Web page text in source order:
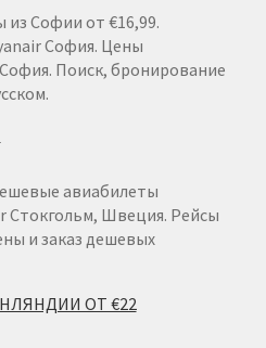
из Софии от €16,99.
София. Цены
Поиск, бронирование
авиабилеты
Стокгольм, Швеция. Рейсы
и заказ дешевых
ОТ €22